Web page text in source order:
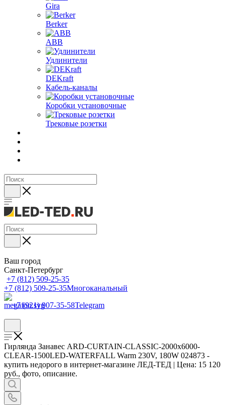
Gira
Berker
ABB
Удлинители
DEKraft
Кабель-каналы
Коробки установочные
Трековые розетки
Ваш город
Санкт-Петербург
+7 (812) 509-25-35
+7 (812) 509-25-35Многоканальный
+7 (921) 907-35-58Telegram
Гирлянда Занавес ARD-CURTAIN-CLASSIC-2000x6000-
CLEAR-1500LED-WATERFALL Warm 230V, 180W 024873 -
купить недорого в интернет-магазине ЛЕД-ТЕД | Цена: 15 120
руб., фото, описание.